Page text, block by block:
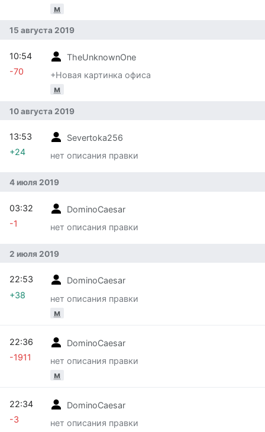
м
15 августа 2019
TheUnknownOne
+Новая картинка офиса
м
10:54
-70
10 августа 2019
Severtoka256
нет описания правки
13:53
+24
4 июля 2019
DominoCaesar
нет описания правки
03:32
-1
2 июля 2019
DominoCaesar
нет описания правки
м
22:53
+38
DominoCaesar
нет описания правки
м
22:36
-1911
DominoCaesar
нет описания правки
22:34
-3